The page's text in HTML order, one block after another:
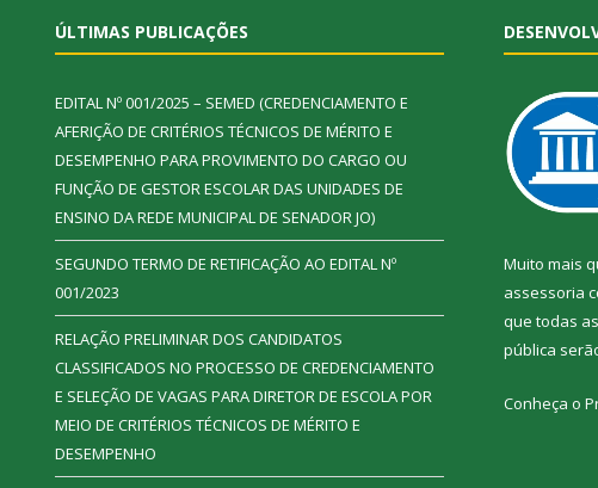
ÚLTIMAS PUBLICAÇÕES
EDITAL Nº 001/2025 – SEMED (CREDENCIAMENTO E
AFERIÇÃO DE CRITÉRIOS TÉCNICOS DE MÉRITO E
DESEMPENHO PARA PROVIMENTO DO CARGO OU
FUNÇÃO DE GESTOR ESCOLAR DAS UNIDADES DE
ENSINO DA REDE MUNICIPAL DE SENADOR JO)
SEGUNDO TERMO DE RETIFICAÇÃO AO EDITAL Nº
001/2023
RELAÇÃO PRELIMINAR DOS CANDIDATOS
CLASSIFICADOS NO PROCESSO DE CREDENCIAMENTO
E SELEÇÃO DE VAGAS PARA DIRETOR DE ESCOLA POR
MEIO DE CRITÉRIOS TÉCNICOS DE MÉRITO E
DESEMPENHO
Muito mais
assessoria
que todas
pública
Conheça o